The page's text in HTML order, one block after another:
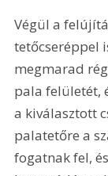
Végül a
tetőcseréppel
megmarad
pala felületét,
a kiválasztott
palatetőre a
fogatnak fel,